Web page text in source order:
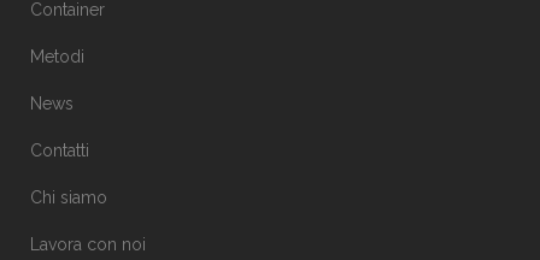
Container
Metodi
News
Contatti
Chi siamo
Lavora con noi